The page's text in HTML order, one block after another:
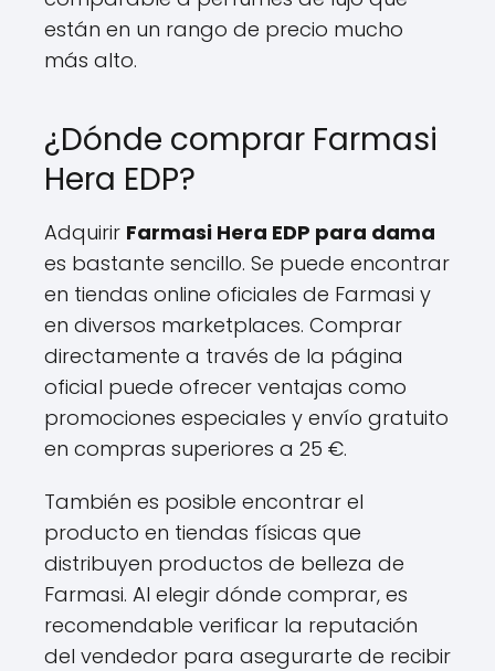
están en un rango de precio mucho
más alto.
¿Dónde comprar Farmasi
Hera EDP?
Adquirir Farmasi Hera EDP para dama
es bastante sencillo. Se puede encontrar
en tiendas online oficiales de Farmasi y
en diversos marketplaces. Comprar
directamente a través de la página
oficial puede ofrecer ventajas como
promociones especiales y envío gratuito
en compras superiores a 25 €.
También es posible encontrar el
producto en tiendas físicas que
distribuyen productos de belleza de
Farmasi. Al elegir dónde comprar, es
recomendable verificar la reputación
del vendedor para asegurarte de recibir